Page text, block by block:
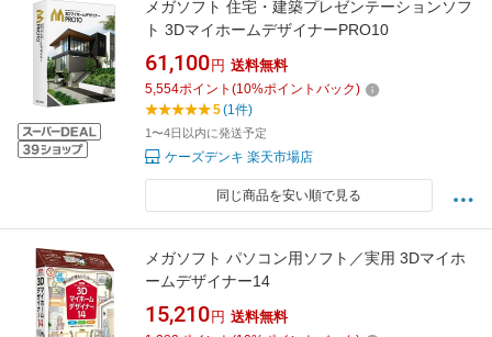
メガソフト 住宅・建築プレゼンテーションソフ
ト 3DマイホームデザイナーPRO10
61,100 円 送料無料
5,554ポイント (10%ポイントバック)
5(1件)
1〜4日以内に発送予定
ケーズデンキ 楽天市場店
同じ商品を安い順で見る
メガソフト パソコン用ソフト／実用 3Dマイホ
ームデザイナー14
15,210 円 送料無料